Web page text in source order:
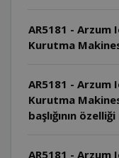
AR5181 - Arzum
Kurutma
AR5181 - Arzum
Kurutma
başlığının
AR5181 - Arzum